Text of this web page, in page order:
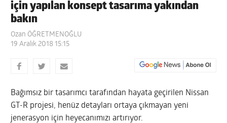
için yapılan konsept tasarıma yakından
bakın
Ozan ÖĞRETMENOĞLU
19 Aralık 2018 15:15
Bağımsız bir tasarımcı tarafından hayata geçirilen Nissan
GT-R projesi, henüz detayları ortaya çıkmayan yeni
jenerasyon için heyecanımızı artırıyor.